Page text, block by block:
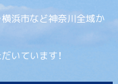
横浜市など神奈川全域か
いています！